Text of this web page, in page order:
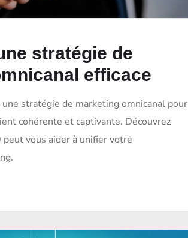
stratégie de
efficace
stratégie de marketing omnicanal pour
cohérente et captivante. Découvrez
vous aider à unifier votre